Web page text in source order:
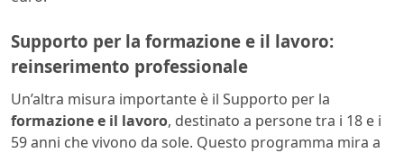
Supporto per la formazione e il lavoro:
reinserimento professionale
Un’altra misura importante è il Supporto per la
formazione e il lavoro, destinato a persone tra i 18 e i
59 anni che vivono da sole. Questo programma mira a